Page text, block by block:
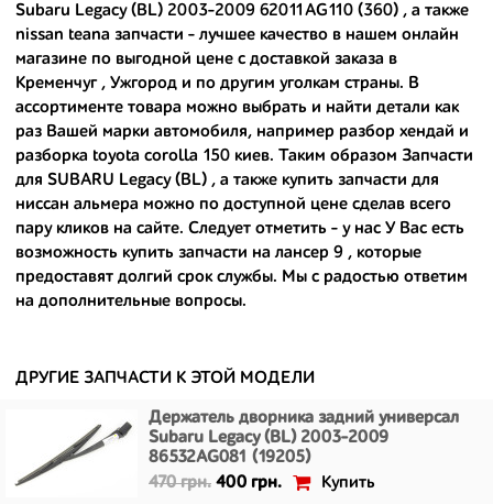
Многие наши оптовые клиенты рекомендуют именно нашу
разборку как надежного и проверенного продавца. Если вам
требуется приобрести оптовую партию деталей для японских
автомобилей, то консультанты нашего интернет-магазина
подберут вам товар и укомплектуют партию. Также мы поможем с
правильным выбором по каталогу автозапчастей.
Купить комплектующие для авто с разборки – хорошее решение.
Ведь наши запчасти:
- доступные по цене;
- сняты только с автомобилей, которые ездили по превосходным
европейским и японским дорогам;
долго прослужат вам.
Subaru Legacy (BL) 2003-2009 62011AG110 (360) , а также
nissan teana запчасти - лучшее качество в нашем онлайн
магазине по выгодной цене с доставкой заказа в
Кременчуг , Ужгород и по другим уголкам страны. В
ассортименте товара можно выбрать и найти детали как
раз Вашей марки автомобиля, например разбор хендай и
разборка toyota corolla 150 киев. Таким образом Запчасти
для SUBARU Legacy (BL) , а также купить запчасти для
ниссан альмера можно по доступной цене сделав всего
пару кликов на сайте. Следует отметить - у нас У Вас есть
возможность купить запчасти на лансер 9 , которые
предоставят долгий срок службы. Мы с радостью ответим
на дополнительные вопросы.
ДРУГИЕ ЗАПЧАСТИ К ЭТОЙ МОДЕЛИ
Держатель дворника задний универсал
Subaru Legacy (BL) 2003-2009
86532AG081 (19205)
470 грн. 400 грн. Купить